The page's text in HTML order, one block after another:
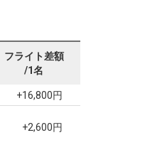
フライト差額
/1名
+4,900円
+16,800円
+2,600円